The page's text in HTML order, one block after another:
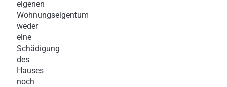
eigenen
Wohnungseigentum
weder
eine
Schädigung
des
Hauses
noch